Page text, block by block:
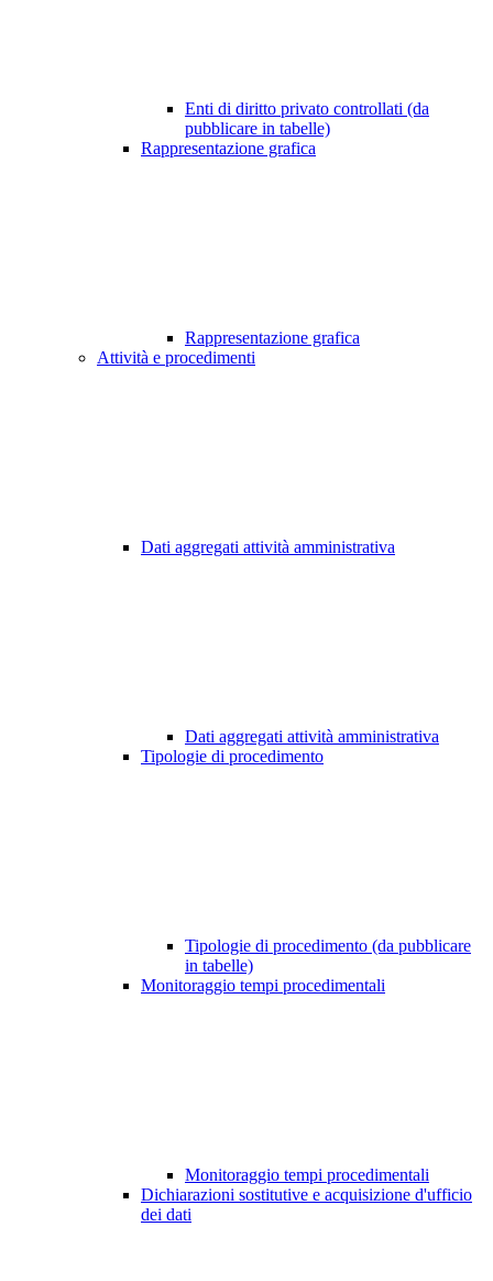
Enti di diritto privato controllati (da
pubblicare in tabelle)
Rappresentazione grafica
Rappresentazione grafica
Attività e procedimenti
Dati aggregati attività amministrativa
Dati aggregati attività amministrativa
Tipologie di procedimento
Tipologie di procedimento (da pubblicare
in tabelle)
Monitoraggio tempi procedimentali
Monitoraggio tempi procedimentali
Dichiarazioni sostitutive e acquisizione d'ufficio
dei dati